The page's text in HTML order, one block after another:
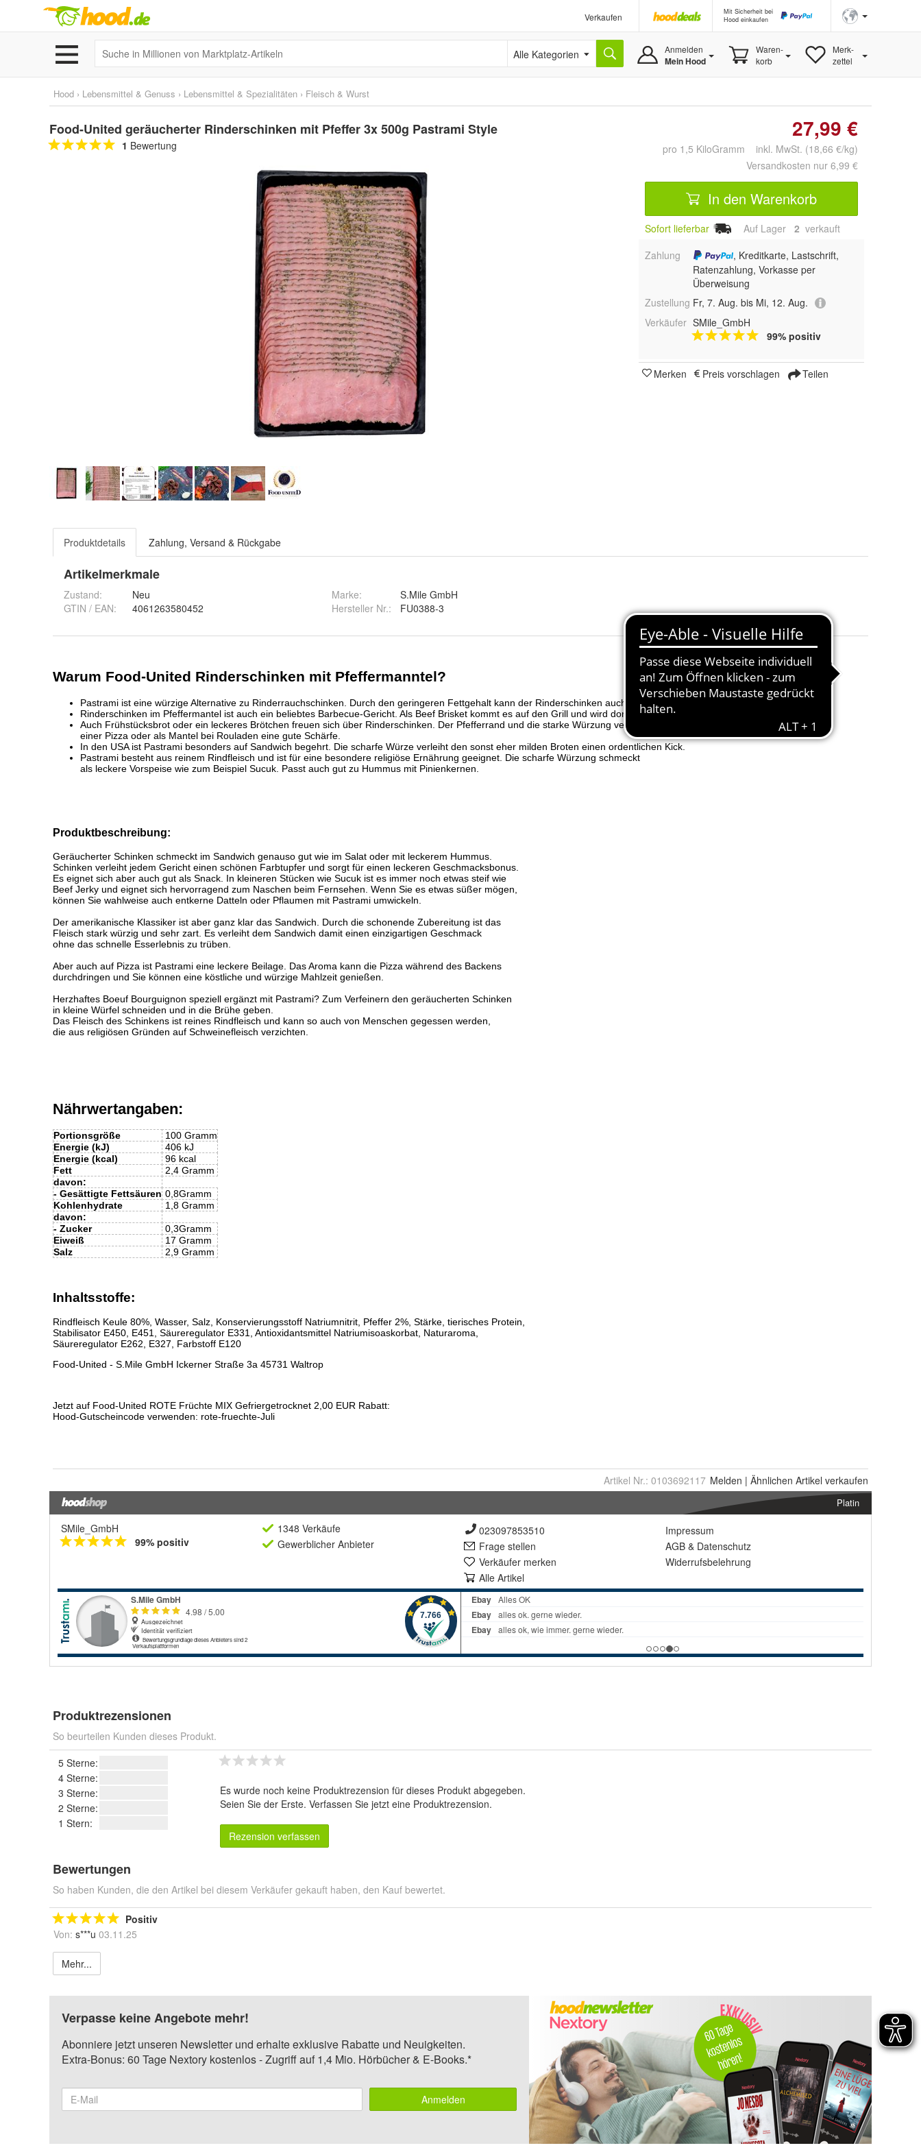
Verkaufen
Mit Sicherheit bei
Hood einkaufen
Alle Kategorien Anmelden
Mein Hood
Waren-
korb
Merk-
zettel
Hood › Lebensmittel & Genuss › Lebensmittel & Spezialitäten › Fleisch & Wurst
Food-United geräucherter Rinderschinken mit Pfeffer 3x 500g Pastrami Style
1 Bewertung
27,99 €
pro 1,5 KiloGramm inkl. MwSt. (18,66 €/kg)
Versandkosten nur 6,99 €
In den Warenkorb
Sofort lieferbar Auf Lager 2 verkauft
Zahlung
, Kreditkarte, Lastschrift,
Ratenzahlung, Vorkasse per
Überweisung
Zustellung Fr, 7. Aug. bis Mi, 12. Aug.
Verkäufer SMile_GmbH
99% positiv
Merken Preis vorschlagen Teilen
Produktdetails Zahlung, Versand & Rückgabe
Artikelmerkmale
Zustand:
Neu
GTIN / EAN:
4061263580452
Marke:
S.Mile GmbH
Hersteller Nr.:
FU0388-3
Artikel Nr.: 0103692117 Melden | Ähnlichen Artikel verkaufen
Platin
SMile_GmbH
99% positiv
1348 Verkäufe
Gewerblicher Anbieter
023097853510
Frage stellen
Verkäufer merken
Alle Artikel
Impressum
AGB & Datenschutz
Widerrufsbelehrung
Produktrezensionen
So beurteilen Kunden dieses Produkt.
5 Sterne:
4 Sterne:
3 Sterne:
2 Sterne:
1 Stern:
Es wurde noch keine Produktrezension für dieses Produkt abgegeben.
Seien Sie der Erste. Verfassen Sie jetzt eine Produktrezension.
Rezension verfassen
Bewertungen
So haben Kunden, die den Artikel bei diesem Verkäufer gekauft haben, den Kauf bewertet.
Positiv
Von: s***u 03.11.25
Mehr...
Verpasse keine Angebote mehr!
Abonniere jetzt unseren Newsletter und erhalte exklusive Rabatte und Neuigkeiten.
Extra-Bonus: 60 Tage Nextory kostenlos - Zugriff auf 1,4 Mio. Hörbücher & E-Books.*
Anmelden